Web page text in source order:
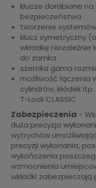
klucze dorabiane
bezpieczeństwa
tworzenie
klucz symetryczny
wkładkę
do zamka
szeroka gama
możliwość łączenia
cylindrów, kłódek
T-Lock CLASSIC
Zabezpieczenia -
duża precyzja
wytrychów
precyzji wykonania,
wykończenia
wzmocnienia
wkładki